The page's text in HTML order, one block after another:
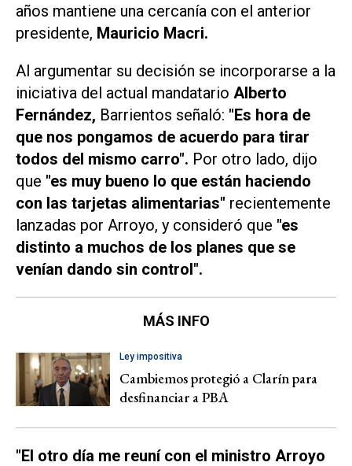
años mantiene una cercanía con el anterior
presidente, Mauricio Macri.
Al argumentar su decisión se incorporarse a la
iniciativa del actual mandatario Alberto
Fernández, Barrientos señaló: "Es hora de
que nos pongamos de acuerdo para tirar
todos del mismo carro". Por otro lado, dijo
que "es muy bueno lo que están haciendo
con las tarjetas alimentarias" recientemente
lanzadas por Arroyo, y consideró que "es
distinto a muchos de los planes que se
venían dando sin control".
MÁS INFO
Ley impositiva
Cambiemos protegió a Clarín para
desfinanciar a PBA
"El otro día me reuní con el ministro Arroyo